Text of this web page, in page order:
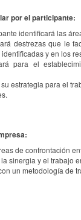
por el participante:
identificará las
destrezas que le
y en los
para el
estrategia para el
de confrontación
sinergia y el trabajo
un metodología de